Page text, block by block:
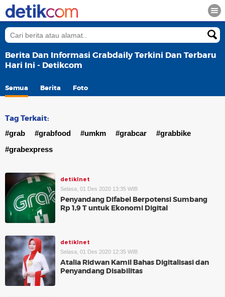
Berita Dan Informasi Grabdaily Terkini Dan Terbaru
Hari Ini - Detikcom
Semua Berita Foto
Tag Terkait:
#grab #grabfood #umkm #grabcar
#grabbike
#grabexpress
detikInet
Selasa, 01 Des 2020 13:35 WIB
Penyandang Difabel Berpotensi Sumbang
Rp 1,9 T untuk Ekonomi Digital
detikInet
Selasa, 01 Des 2020 12:35 WIB
Atalia Ridwan Kamil Bahas Digitalisasi dan
Penyandang Disabilitas